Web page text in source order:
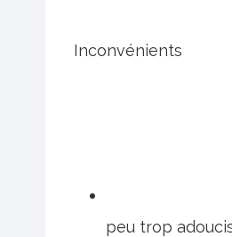
Inconvénients
peu trop